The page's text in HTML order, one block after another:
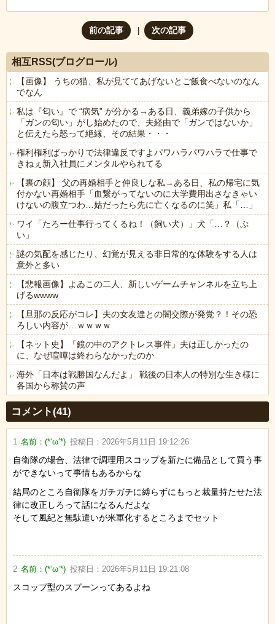
前の記事 次の記事
相互RSS(ブログロール)
【画像】 うちの猫、私が見ててあげないとご飯食べないのなん
でなん
私は『匂い』で “病気” が分かる→ある日、義弟嫁の子供から
「ガンの匂い」がし始めたので、夫経由で「ガンではないか」
と伝えたら怒って絶縁、その結果・・・
権利権利ばっかりで法律違反ですよパワハラパワハラで仕事で
きねぇ新入社員にメンタルやられてる
【裏の顔】 父の再婚相手と仲良しな私→ある日、私の帰宅に気
付かない再婚相手「血繋がってないのに大学費用出さなきゃい
けないの腹立つわ…姑だったら先に亡くなるのに笑」私「…」
ワイ「たろー仕事行ってくるね！（飼い犬）」犬「…？（ぷ
い」
謎の気配を感じたり、幻覚が見える非日常的な体験をする人は
意外と多い
【悲報画像】よゐこの二人、新しいゲームチャンネルを立ち上
げるwwww
【旦那の反応がコレ】夫の女友達との闇交際が発覚？！その恐
ろしい内容が…ｗｗｗｗ
【ネット史】「鏡の中のアクトレス事件」夫は正しかったの
に、なぜ喧嘩は終わらなかったのか
海外「日本は戦勝国なんだよ」 戦後の日本人の特別な生き様に
各国から称賛の声
Powered by livedoor 相互RSS
コメント(41)
1 名前：(*‘ω‘*) 投稿日： 2026年5月11日 19:12:26
自衛隊の場合、法律で調理用スコップを新たに備品として買う事
ができないって事情もあるからな
結局のところ自衛隊をガチガチに縛らずにもっと裁量持たせた法
律に改正しろって話になるんだよな
そして風紀と無駄遣いが米軍化するところまでセット
2 名前：(*‘ω‘*) 投稿日： 2026年5月11日 19:21:08
スコップ型のスプーンってあるよね